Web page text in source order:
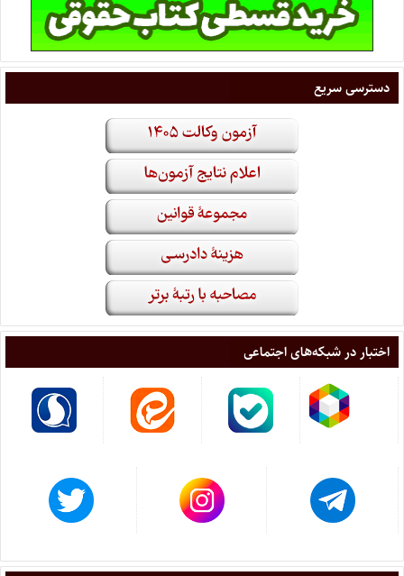
دسترسی سریع
اختبار در شبکه‌های اجتماعی